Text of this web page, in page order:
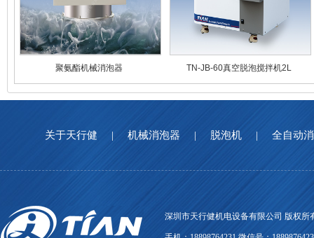
聚氨酯机械消泡器 TN-JB-60真空脱泡搅拌机2L
关于天行健 | 机械消泡器 | 脱泡机 | 全自动
深圳市天行健机电设备有限公司 版权所